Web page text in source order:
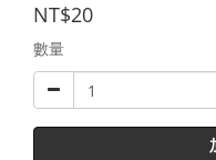
NT$20
數量